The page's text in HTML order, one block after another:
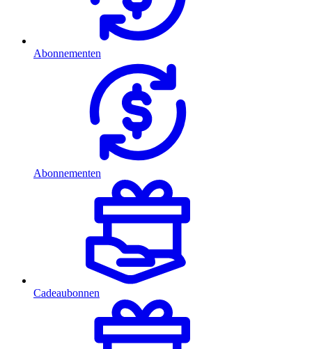
Abonnementen
Abonnementen
Cadeaubonnen